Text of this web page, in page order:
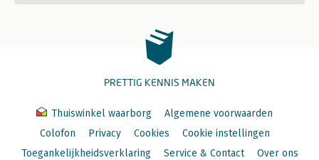
PRETTIG KENNIS MAKEN
Thuiswinkel waarborg
Algemene voorwaarden
Colofon
Privacy Cookies
Cookie instellingen
Toegankelijkheidsverklaring
Service & Contact Over ons